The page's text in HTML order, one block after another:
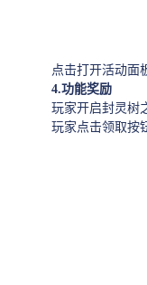
点击打开活动面板
4.功能奖励
玩家开启封灵树之
玩家点击领取按钮